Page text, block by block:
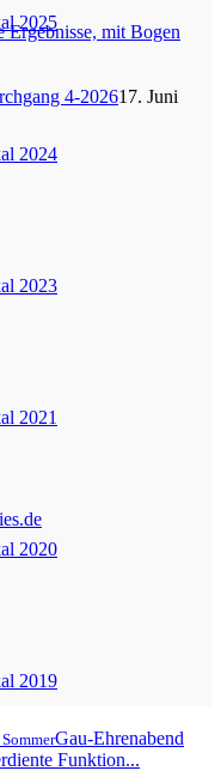
2025
2024
2023
2021
2020
2019
Ergebnisse, mit Bogen
4-202617. Juni
Gau-Ehrenabend
Funktion...